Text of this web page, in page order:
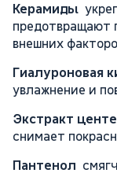
Керамиды
предотвращают
внешних
Гиалуроновая
увлажнение и
Экстракт
снимает
Пантенол